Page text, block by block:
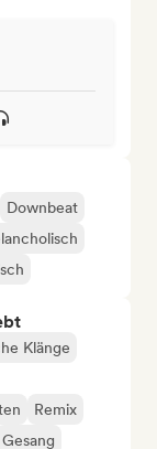
Downbeat
Klänge
Remix
Gesang